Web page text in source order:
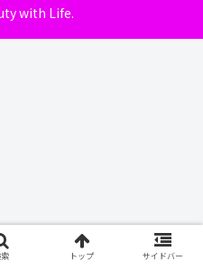
with Life.
トップ サイドバー